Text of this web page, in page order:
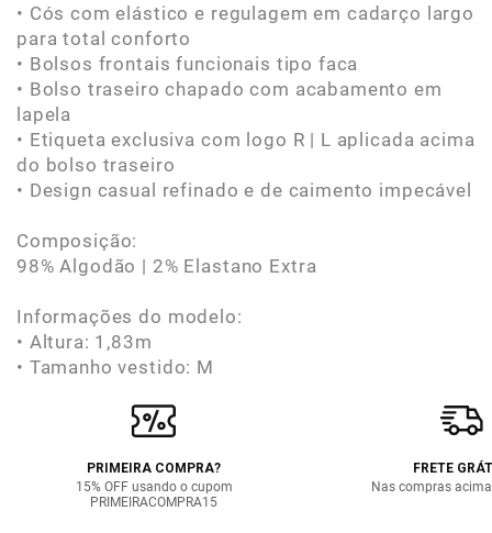
• Cós com elástico e regulagem em cadarço largo
para total conforto
• Bolsos frontais funcionais tipo faca
• Bolso traseiro chapado com acabamento em
lapela
• Etiqueta exclusiva com logo R | L aplicada acima
do bolso traseiro
• Design casual refinado e de caimento impecável
Composição:
98% Algodão | 2% Elastano Extra
Informações do modelo:
• Altura: 1,83m
• Tamanho vestido: M
PRIMEIRA COMPRA?
15% OFF usando o cupom
PRIMEIRACOMPRA15
FRETE
Nas compras